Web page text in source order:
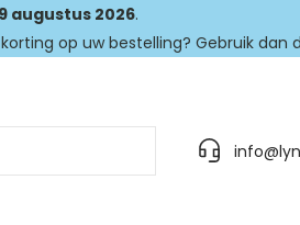
augustus 2026.
op uw bestelling? Gebruik dan